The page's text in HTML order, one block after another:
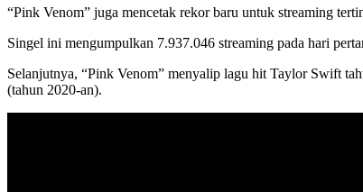
“Pink Venom” juga mencetak rekor baru untuk streaming
Singel ini mengumpulkan 7.937.046 streaming pada hari
Selanjutnya, “Pink Venom” menyalip lagu hit Taylor Swift
(tahun 2020-an).